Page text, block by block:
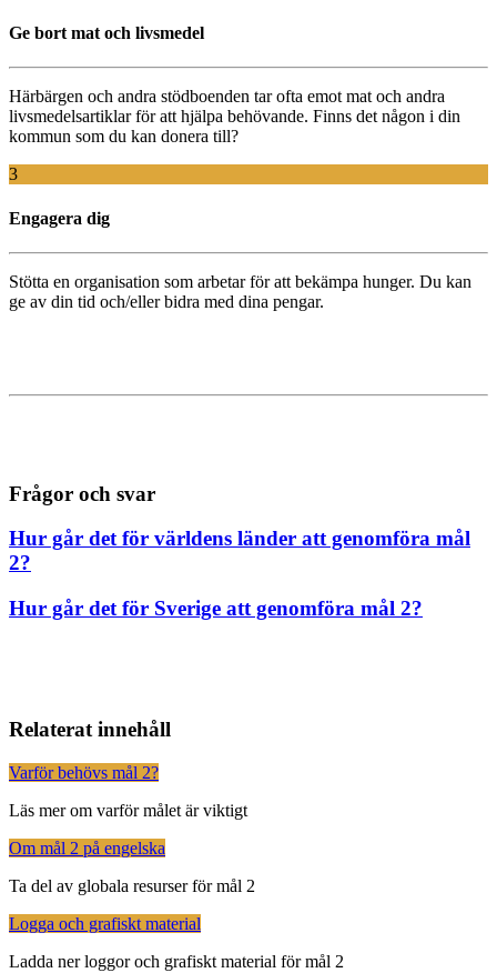
Ge bort mat och livsmedel
Härbärgen och andra stödboenden tarofta emot mat och andra
livsmedelsartiklarföratt hjälpa behövande. Finns det någon i din
kommun som du kan donera till?
3
Engagera dig
Stötta en organisation som arbetarföratt bekämpa hunger. Du kan
ge av din tid och/eller bidra med dina pengar.
Frågor och svar
Hur går det för världens länder att genomföra mål
2?
Hur går det för Sverige att genomföra mål 2?
Relaterat innehåll
Varför behövs mål 2?
Läs mer om varför målet är viktigt
Om mål 2 på engelska
Ta del av globala resurser för mål 2
Logga och grafiskt material
Ladda ner loggor och grafiskt material för mål 2